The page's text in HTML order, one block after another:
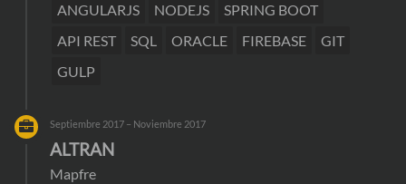
ANGULARJS
NODEJS
SPRING BOOT
API REST
SQL ORACLE FIREBASE
GIT
GULP
Septiembre 2017 – Noviembre 2017
ALTRAN
Mapfre